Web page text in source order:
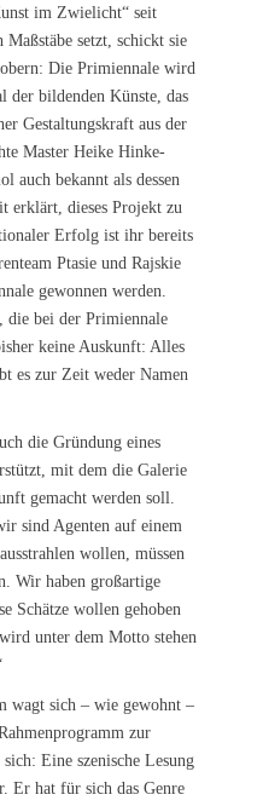
im Zwielicht“ seit
setzt, schickt sie
Die Primiennale wird
der bildenden Künste, das
Gestaltungskraft aus der
Master Heike Hinke-
auch bekannt als dessen
erklärt, dieses Projekt zu
Erfolg ist ihr bereits
Ptasie und Rajskie
gewonnen werden.
die bei der Primiennale
keine Auskunft: Alles
es zur Zeit weder Namen
die Gründung eines
mit dem die Galerie
gemacht werden soll.
sind Agenten auf einem
wollen, müssen
Wir haben großartige
Schätze wollen gehoben
unter dem Motto stehen
wagt sich – wie gewohnt –
zur
Eine szenische Lesung
Er hat für sich das Genre